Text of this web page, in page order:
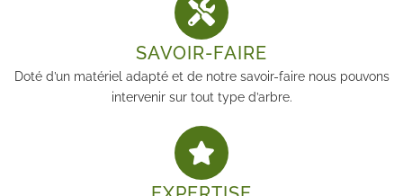
SAVOIR-FAIRE
Doté d’un matériel adapté et de notre savoir-faire nous pouvons
intervenir sur tout type d’arbre.